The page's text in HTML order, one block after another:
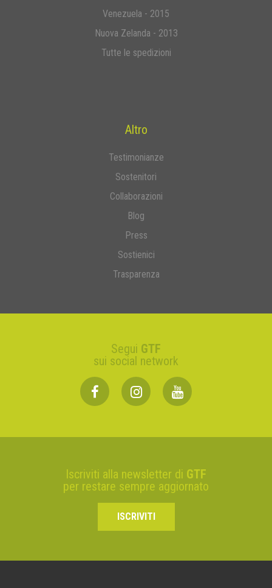
Venezuela - 2015
Nuova Zelanda - 2013
Tutte le spedizioni
Altro
Testimonianze
Sostenitori
Collaborazioni
Blog
Press
Sostienici
Trasparenza
Segui GTF
sui social network
Iscriviti alla newsletter di GTF
per restare sempre aggiornato
ISCRIVITI